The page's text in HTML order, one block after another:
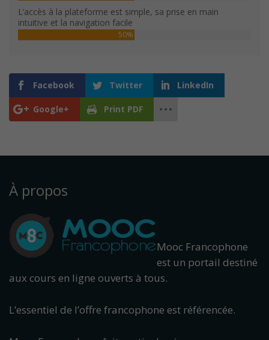
L’accès à la plateforme est simple, sa prise en main
intuitive et la navigation facile
50%
Facebook Twitter LinkedIn
Google+ Print PDF
À propos
Mooc Francophone
est un portail destiné
aux cours en ligne ouverts à tous.
L’essentiel de l’offre francophone est référencée.